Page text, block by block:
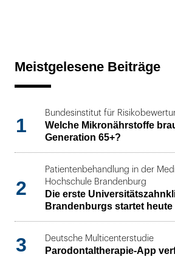
Meistgelesene Beiträge
1
Bundesinstitut für
Welche Mikronährstoffe
Generation 65+?
2
Patientenbehandlung in der
Hochschule Brandenburg
Die erste
Brandenburgs startet
3 Deutsche Multicenterstudie
Parodontaltherapie-App